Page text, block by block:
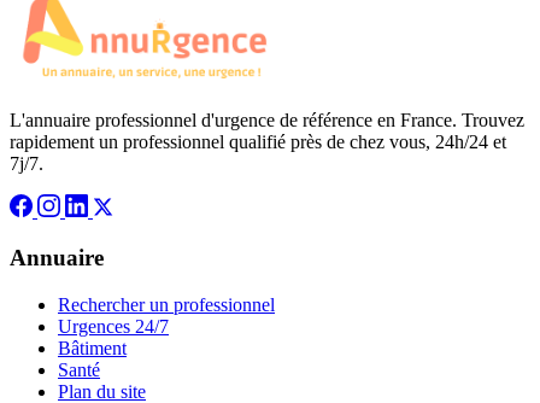
L'annuaire professionnel d'urgence de référence en France. Trouvez
rapidement un professionnel qualifié près de chez vous, 24h/24 et
7j/7.
Annuaire
Rechercher un professionnel
Urgences 24/7
Bâtiment
Santé
Plan du site